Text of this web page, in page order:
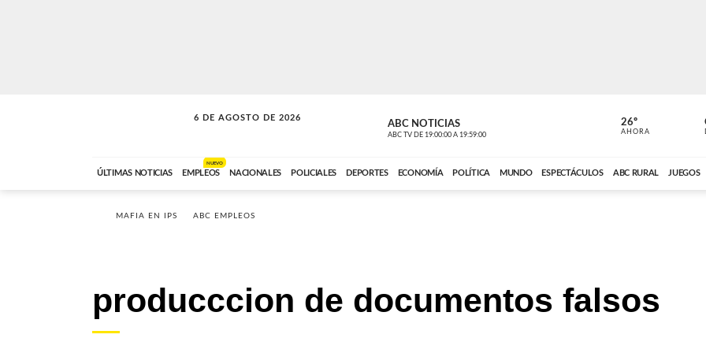
6 DE AGOSTO DE 2026
SOLO MÚSICA ABC NOTICIAS
ABC TV DE 19:00:00 A 19:59:00
CARDINAL
ABC CARDINAL
26º
AHORA
ÚLTIMAS NOTICIAS EMPLEOS
NUEVO
NACIONALES POLICIALES DEPORTES ECONOMÍA POLÍTICA MUNDO ESPECTÁCULOS ABC RURAL JUEGOS
MAFIA EN IPS ABC EMPLEOS
producccion de documentos falsos